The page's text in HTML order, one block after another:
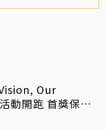
Our
動開跑 首獎保證